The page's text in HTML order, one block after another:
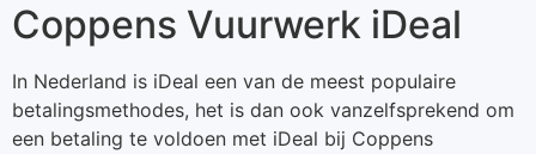
Coppens Vuurwerk iDeal
In Nederland is iDeal een van de meest populaire
betalingsmethodes, het is dan ook vanzelfsprekend om
een betaling te voldoen met iDeal bij Coppens